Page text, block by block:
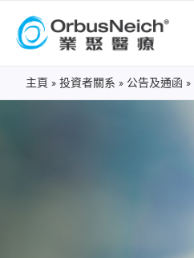
主頁 » 投資者關系 » 公告及通函 »